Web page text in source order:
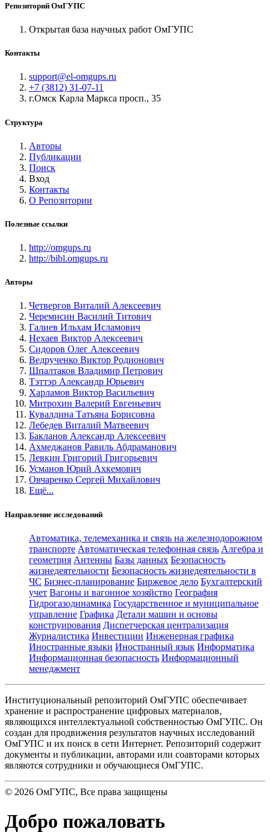
Репозиторий ОмГУПС
Открытая база научных работ ОмГУПС
Контакты
support@el-omgups.ru
+7 (3812) 31-07-11
г.Омск Карла Маркса просп., 35
Структура
Авторы
Публикации
Поиск
Вход
Контакты
О Репозитории
Полезные ссылки
http://omgups.ru
http://bibl.omgups.ru
Авторы
Четвергов Виталий Алексеевич
Черемисин Василий Титович
Галиев Ильхам Исламович
Нехаев Виктор Алексеевич
Сидоров Олег Алексеевич
Ведрученко Виктор Родионович
Шпалтаков Владимир Петрович
Тэттэр Александр Юрьевич
Харламов Виктор Васильевич
Митрохин Валерий Евгеньевич
Кувалдина Татьяна Борисовна
Лебедев Виталий Матвеевич
Бакланов Александр Алексеевич
Ахмеджанов Равиль Абдраманович
Левкин Григорий Григорьевич
Усманов Юрий Ахкемович
Овчаренко Сергей Михайлович
Ещё...
Направление исследований
Автоматика, телемеханика и связь на железнодорожном
транспорте Автоматическая телефонная связь Алгебра и
геометрия Антенны Базы данных Безопасность
жизнедеятельности Безопасность жизнедеятельности в
ЧС Бизнес-планирование Биржевое дело Бухгалтерский
учет Вагоны и вагонное хозяйство География
Гидрогазодинамика Государственное и муниципальное
управление Графика Детали машин и основы
конструирования Диспетчерская централизация
Журналистика Инвестиции Инженерная графика
Иностранные языки Иностранный язык Информатика
Информационная безопасность Информационный
менеджмент
Институциональный репозиторий ОмГУПС обеспечивает
хранение и распространение цифровых материалов,
являющихся интеллектуальной собственностью ОмГУПС. Он
создан для продвижения результатов научных исследований
ОмГУПС и их поиск в сети Интернет. Репозиторий содержит
документы и публикации, авторами или соавторами которых
являются сотрудники и обучающиеся ОмГУПС.
© 2026 ОмГУПС, Все права защищены
Добро пожаловать